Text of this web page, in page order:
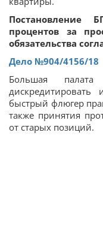
Постановление
процентов за
обязательства
Дело №904/4156/18
Большая
быстрый флюгер
также принятия
от старых позиций.